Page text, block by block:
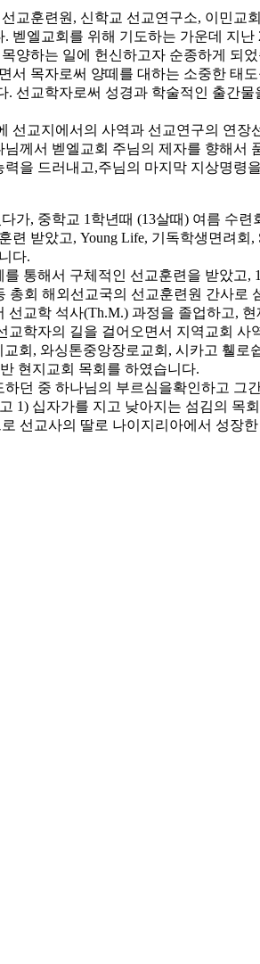
교훈련원, 신학교 선교연구소, 이민
벧엘교회를 위해 기도하는 가운데 지
양하는 일에 헌신하고자 순종하게 되
서 목자로써 양떼를 대하는 소중한
선교학자로써 성경과 학술적인 출간
교지에서의 사역과 선교연구의 연
께서 벧엘교회 주님의 제자를 향해서
을 드러내고,주님의 마지막 지상명령
가, 중학교 1학년때 (13살때) 여름 수
련 받았고, Young Life, 기독학생면려
다.
통해서 구체적인 선교훈련을 받았
회 해외선교국의 선교훈련원 간사로
선교학 석사(Th.M.) 과정을 졸업하고,
학자의 길을 걸어오면서 지역교회 사
회, 와싱톤중앙장로교회, 시카고 휄
현지교회 목회를 하였습니다.
던 중 하나님의 부르심을확인하고
1) 십자가를 지고 낮아지는 섬김의
선교사의 딸로 나이지리아에서 성장